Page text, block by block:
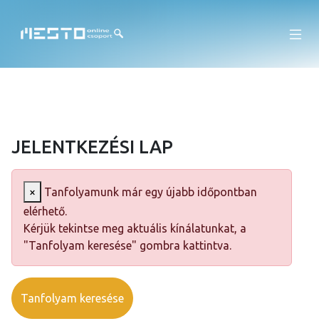
JELENTKEZÉSI LAP
×
Tanfolyamunk már egy újabb időpontban
elérhető.
Kérjük tekintse meg aktuális kínálatunkat, a
"Tanfolyam keresése" gombra kattintva.
Tanfolyam keresése